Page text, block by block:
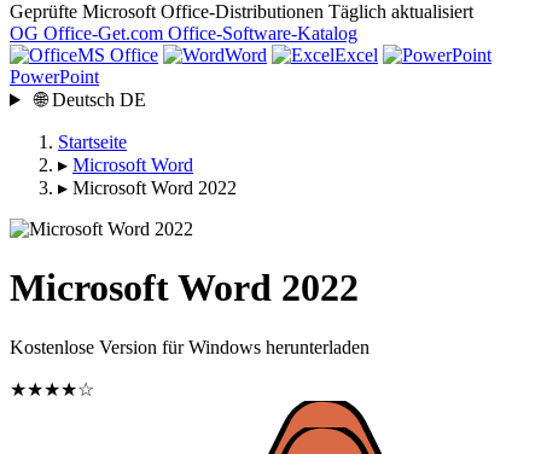
Geprüfte Microsoft Office-Distributionen Täglich aktualisiert
OG Office-Get.com Office-Software-Katalog
MS Office
Word
Excel
PowerPoint
🌐 Deutsch DE
Startseite
▸ Microsoft Word
▸ Microsoft Word 2022
Microsoft Word 2022
Kostenlose Version für Windows herunterladen
★★★★☆